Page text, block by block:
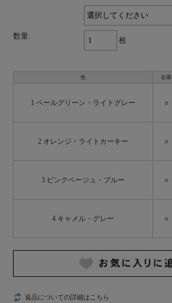
数量: 枚
色 在庫
1 ペールグリーン・ライトグレー ○
2 オレンジ・ライトカーキー ○
3 ピンクベージュ・ブルー ○
4 キャメル・グレー ○
返品についての詳細はこちら